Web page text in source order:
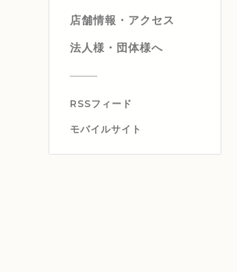
店舗情報・アクセス
法人様・団体様へ
RSSフィード
モバイルサイト